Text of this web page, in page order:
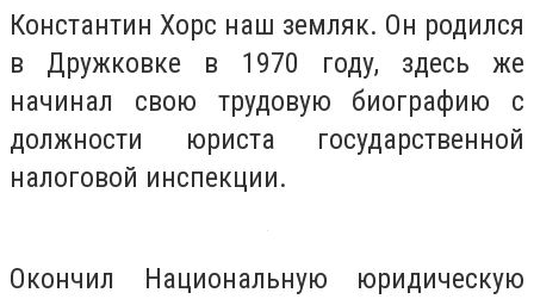
Константин Хорс наш земляк. Он родился
в Дружковке в 1970 году, здесь же
начинал свою трудовую биографию с
должности юриста государственной
налоговой инспекции.
Окончил Национальную юридическую